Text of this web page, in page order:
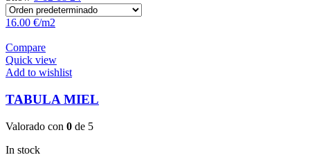
16.00 €/m2
Compare
Quick view
Add to wishlist
TABULA MIEL
Valorado con 0 de 5
In stock